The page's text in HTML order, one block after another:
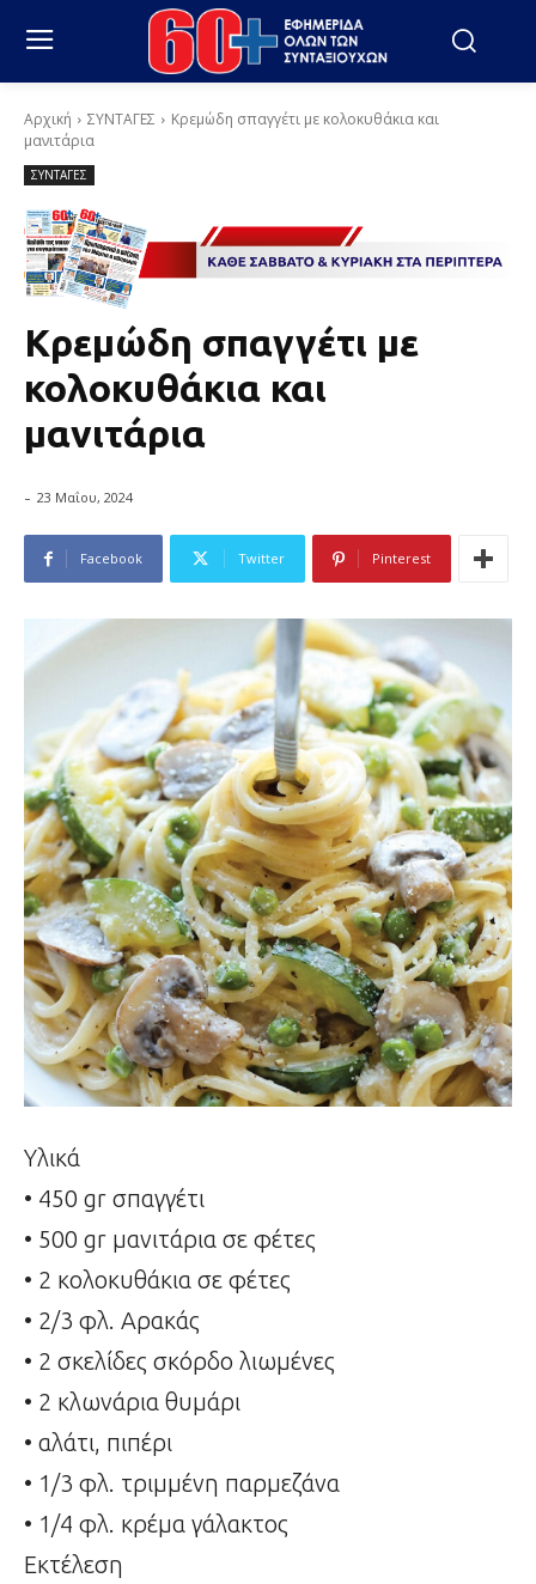
Αρχική ΣΥΝΤΑΓΕΣ
Κρεμώδη σπαγγέτι με κολοκυθάκια και
μανιτάρια
ΣΥΝΤΑΓΕΣ
Κρεμώδη σπαγγέτι με
κολοκυθάκια και
μανιτάρια
- 23 Μαΐου, 2024
Facebook Twitter Pinterest
Υλικά
• 450 gr σπαγγέτι
• 500 gr μανιτάρια σε φέτες
• 2 κολοκυθάκια σε φέτες
• 2/3 φλ. Αρακάς
• 2 σκελίδες σκόρδο λιωμένες
• 2 κλωνάρια θυμάρι
• αλάτι, πιπέρι
• 1/3 φλ. τριμμένη παρμεζάνα
• 1/4 φλ. κρέμα γάλακτος
Εκτέλεση